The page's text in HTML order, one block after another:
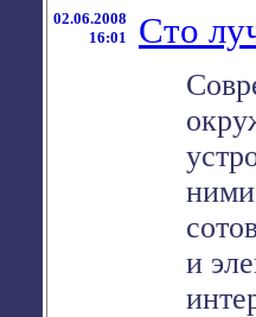
02.06.2008
16:01
Сто
и